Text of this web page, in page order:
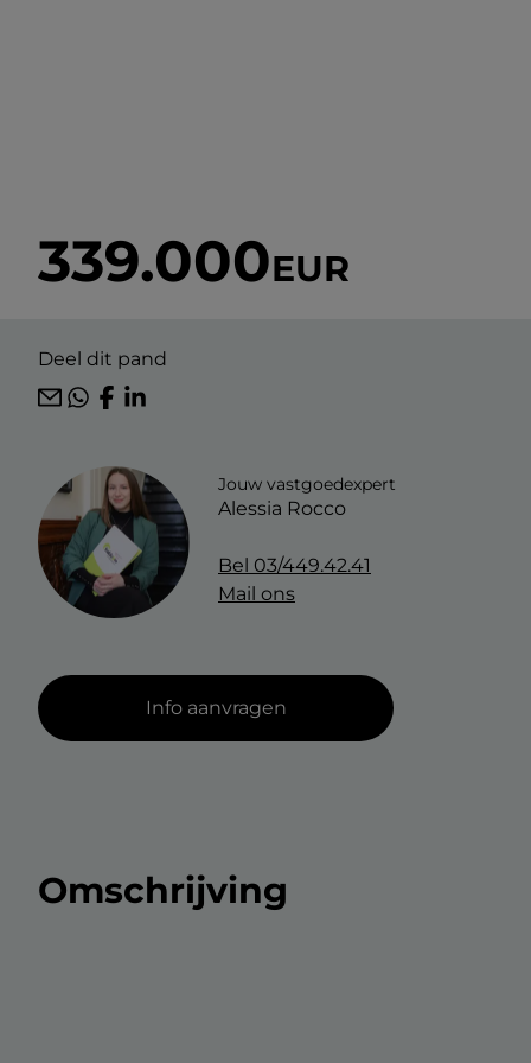
339.000EUR
Deel dit pand
Jouw vastgoedexpert
Alessia Rocco
Bel 03/449.42.41
Mail ons
Info aanvragen
Omschrijving